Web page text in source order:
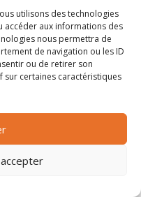
utilisons des technologies
accéder aux informations des
nous permettra de
de navigation ou les ID
ou de retirer son
sur certaines caractéristiques